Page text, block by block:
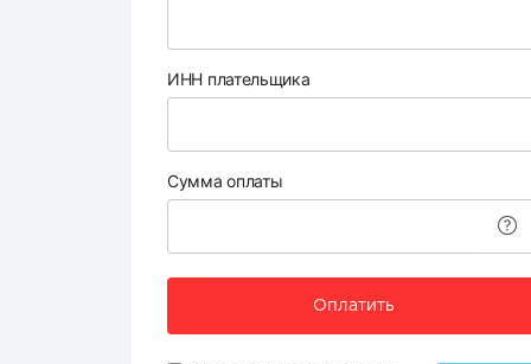
ИНН плательщика
Сумма оплаты
Оплатить